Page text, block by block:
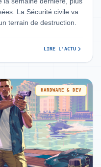
La Sécurité civile va
terrain de destruction.
LIRE L'ACTU
HARDWARE & DEV